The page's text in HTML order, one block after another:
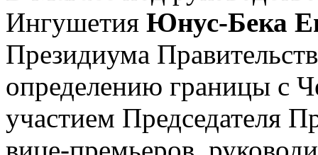
Ингушетия Юнус-Бека
Президиума
определению границы с
участием Председателя